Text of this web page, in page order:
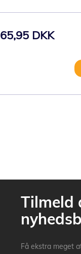
65,95 DKK
Tilmeld
Få ekstra meget